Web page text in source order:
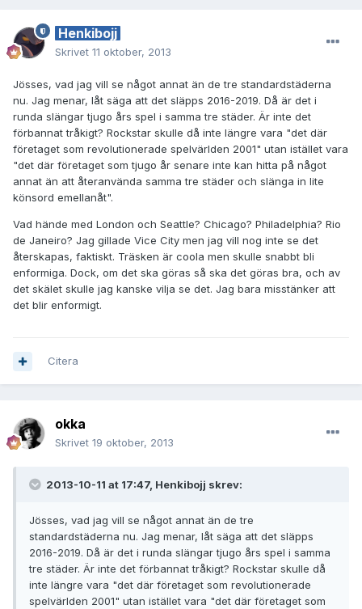
Henkibojj
Skrivet 11 oktober, 2013
Jösses, vad jag vill se något annat än de tre standardstäderna
nu. Jag menar, låt säga att det släpps 2016-2019. Då är det i
runda slängar tjugo års spel i samma tre städer. Är inte det
förbannat tråkigt? Rockstar skulle då inte längre vara "det där
företaget som revolutionerade spelvärlden 2001" utan istället vara
"det där företaget som tjugo år senare inte kan hitta på något
annat än att återanvända samma tre städer och slänga in lite
könsord emellanåt".
Vad hände med London och Seattle? Chicago? Philadelphia? Rio
de Janeiro? Jag gillade Vice City men jag vill nog inte se det
återskapas, faktiskt. Träsken är coola men skulle snabbt bli
enformiga. Dock, om det ska göras så ska det göras bra, och av
det skälet skulle jag kanske vilja se det. Jag bara misstänker att
det blir enformigt.
Citera
okka
Skrivet 19 oktober, 2013
2013-10-11 at 17:47, Henkibojj skrev:
Jösses, vad jag vill se något annat än de tre
standardstäderna nu. Jag menar, låt säga att det släpps
2016-2019. Då är det i runda slängar tjugo års spel i samma
tre städer. Är inte det förbannat tråkigt? Rockstar skulle då
inte längre vara "det där företaget som revolutionerade
spelvärlden 2001" utan istället vara "det där företaget som